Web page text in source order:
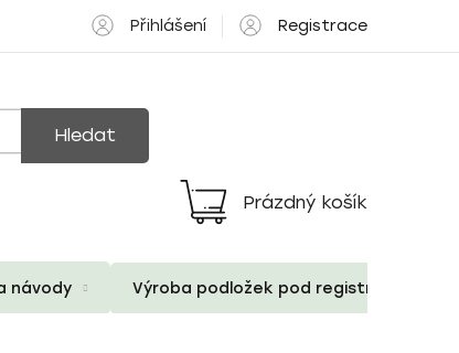
pozice Přihlášení Registrace
Hledat
Nákupní
košík
Prázdný košík
návody Výroba podložek pod registrační